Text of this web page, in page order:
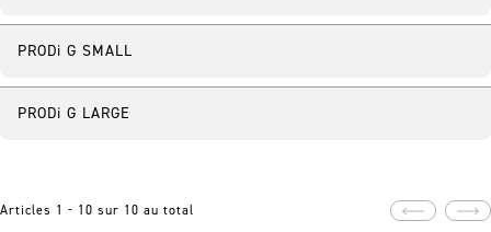
Junior
PRODi G SMALL
Junior
PRODi G LARGE
Articles 1 - 10 sur 10 au total